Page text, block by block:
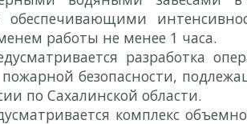
работы не менее 1 часа.
разработка
безопасности,
по Сахалинской области.
комплекс